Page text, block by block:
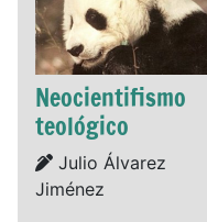
Neocientifismo
teológico
Details
Julio Álvarez
Jiménez